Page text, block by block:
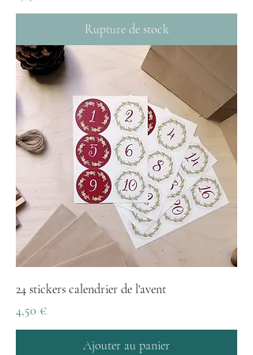
Rupture de stock
24 stickers calendrier de l'avent
Prix
4,50 €
Ajouter au panier